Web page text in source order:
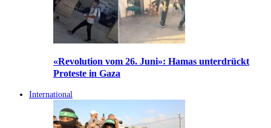
«Revolution vom 26. Juni»: Hamas unterdrückt
Proteste in Gaza
International